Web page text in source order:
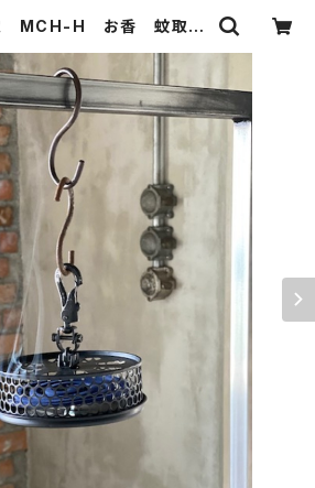
MCH-H お香 蚊取り
店舗 自宅 キャンプ ア
ドア | 51WORKS